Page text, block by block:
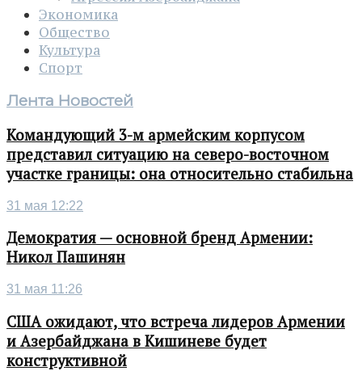
Экономика
Общество
Культура
Спорт
Лента Новостей
Командующий 3-м армейским корпусом
представил ситуацию на северо-восточном
участке границы: она относительно стабильна
31 мая 12:22
Демократия — основной бренд Армении:
Никол Пашинян
31 мая 11:26
США ожидают, что встреча лидеров Армении
и Азербайджана в Кишиневе будет
конструктивной